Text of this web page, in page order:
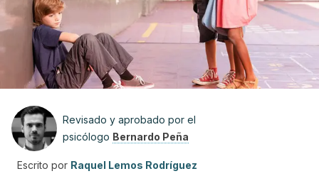
Revisado y aprobado por el
psicólogo Bernardo Peña
Escrito por Raquel Lemos Rodríguez